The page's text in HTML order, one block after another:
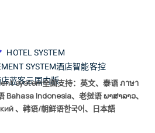
HOTEL SYSTEM
SYSTEM酒店智能客控
蓝客云国内版
system全面支持：英文、泰语 ภาษา
Bahasa Indonesia、老挝语 ພາສາລາວ、
、韩语/朝鲜语한국어、日本語